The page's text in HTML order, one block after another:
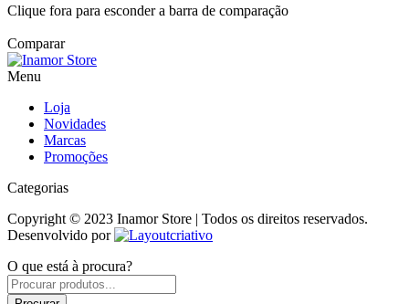
Clique fora para esconder a barra de comparação
Comparar
Menu
Loja
Novidades
Marcas
Promoções
Categorias
Copyright © 2023 Inamor Store | Todos os direitos reservados.
Desenvolvido por
O que está à procura?
Products
search